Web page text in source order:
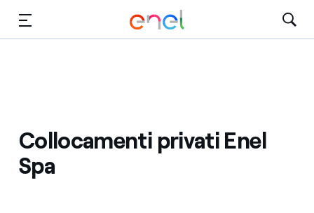
Collocamenti privati Enel
Spa